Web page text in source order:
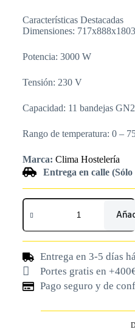
Características Destacadas
Dimensiones:
Potencia: 3000 W
Tensión: 230 V
Capacidad: 11 bandejas
Rango de temperatura: 0 –
Marca: Clima Hostelería
Entrega en calle (Sólo
Entrega en 3-5 días
Portes gratis en
Pago seguro y de